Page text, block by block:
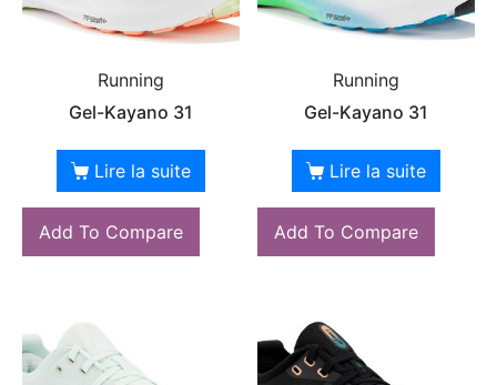
Running
Gel-Kayano 31
Lire la suite
Add To Compare
Running
Gel-Kayano 31
Lire la suite
Add To Compare